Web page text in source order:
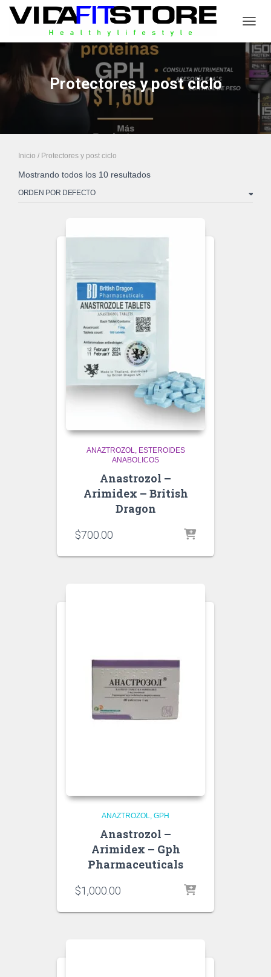
Protectores y post ciclo
Inicio / Protectores y post ciclo
Mostrando todos los 10 resultados
ANAZTROZOL
ESTEROIDES
ANABOLICOS
Anastrozol –
Arimidex – British
Dragon
$700.00
ANAZTROZOL GPH
Anastrozol –
Arimidex – Gph
Pharmaceuticals
$1,000.00